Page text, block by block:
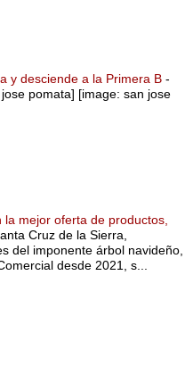
y desciende a la Primera B -
pomata] [image: san jose
mejor oferta de productos,
Cruz de la Sierra,
del imponente árbol navideño,
desde 2021, s...